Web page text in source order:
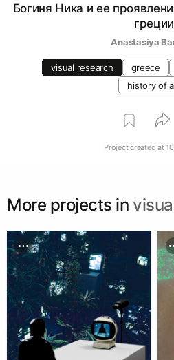
Богиня Ника и ее
греции
Anastasiya
visual research greece
history of
Project created at
More projects in